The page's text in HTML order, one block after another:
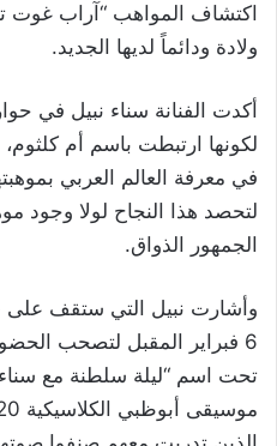
اكتشاف المواهب “آراب غوت
ولادة ودائماً لديها الجديد.
أكدت الفنانة سناء نبيل في
لكونها ارتبطت باسم أم
في معرفة العالم العربي
لتحصد هذا النجاح لولا وجود
الجمهور الذواق.
وأشارت نبيل التي ستقف
6 فبراير المقبل لتصحب
تحت اسم “ليلة سلطنة مع